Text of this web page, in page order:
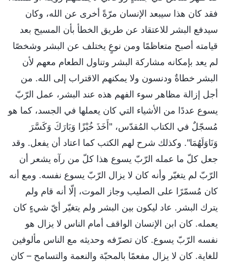
فقد كان هذا سيبعد الإنسان مرّةً أخرى عن الله، وكان
سيدفع البشر للاعتقاد عن طريق الخطأ بأن المسيح بعد
قيامته أصبح متعاظمًا ومن نوعٍ يختلف عن البشر وشخصًا
لم يعد بإمكانه مشاركة البشر وتناول الطعام معهم لأن
البشر خطاةٌ ودنسون ولا يمكنهم الاقتراب إلى الله. من
أجل إزالة مظاهر سوء الفهم هذه عند البشر، عمل الرّبّ
يسوع عددًا من الأشياء التي كان يعملها في الجسد، كما هو
مُسجّلٌ في الكتاب المُقدّس، "أَخَذَ خُبْزًا وَبَارَكَ وَكَسَّرَ
وَنَاوَلَهُمَا". وكذلك شرح لهم الكتب كما اعتاد أن يفعل. وقد
جعل كلّ ما عمله الرّبّ يسوع هذا كلّ من رآه يشعر أن
الرّبّ لم يتغيّر وأنه كان لا يزال الرّبّ يسوع نفسه. ومع أنه
كان مُسمّرًا على الصليب وجاز الموت، إلّا أنه قام ولم
يترك البشر. عاد ليكون بين البشر ولم يتغيّر أيّ شيءٍ كان
يعمله. كان ابن الإنسان الواقف أمام الناس لا يزال هو
نفسه الرّبّ يسوع. كان تصرّفه وحديثه مع الناس مألوفين
للغاية. كان لا يزال مفعمًا بالمحبّة والنعمة والتسامح – كان